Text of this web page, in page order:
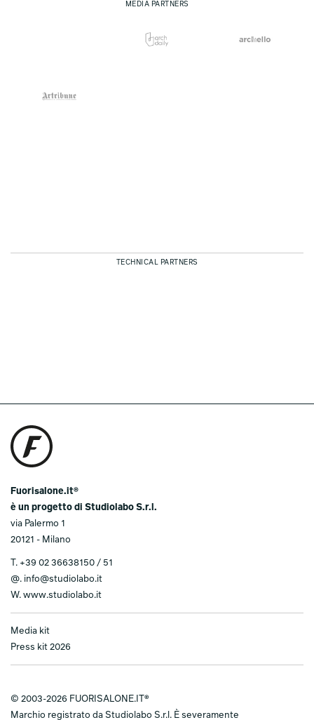
MEDIA PARTNERS
TECHNICAL PARTNERS
Fuorisalone.it®
è un progetto di Studiolabo S.r.l.
via Palermo 1
20121 - Milano
T. +39 02 36638150 / 51
@. info@studiolabo.it
W. www.studiolabo.it
Media kit
Press kit 2026
© 2003-2026 FUORISALONE.IT®
Marchio registrato da Studiolabo S.r.l. È severamente